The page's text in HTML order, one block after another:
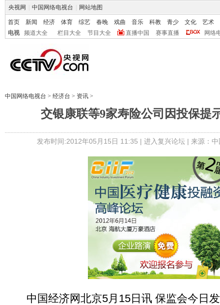
央视网 中国网络电视台 网站地图
首页 新闻 经济 体育 综艺 春晚 戏曲 音乐 科教 青少 文化
艺术
电视
频道大全 栏目大全 节目大全 直播中国 赛事直播 网络
中国网络电视台 > 经济台 > 资讯 >
交银康联等9家寿险公司因投保提
发布时间:2012年05月15日 11:35 | 进入复兴论坛| 来源：
中国经济网北京5月15日讯 保监会今日发